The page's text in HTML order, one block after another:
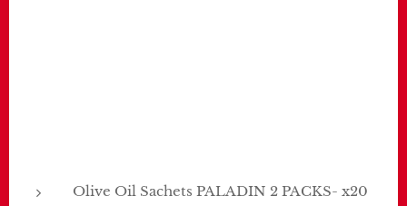
Olive Oil Sachets PALADIN 2 PACKS- x20